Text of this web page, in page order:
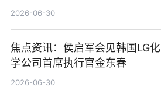
2026-06-30
焦点资讯：侯启军会见韩国LG化
学公司首席执行官金东春
2026-06-30